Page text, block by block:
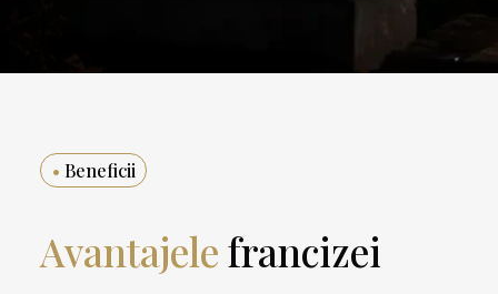
• Beneficii
Avantajelefrancizei